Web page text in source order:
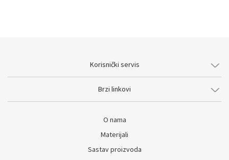
Korisnički servis
Brzi linkovi
O nama
Materijali
Sastav proizvoda